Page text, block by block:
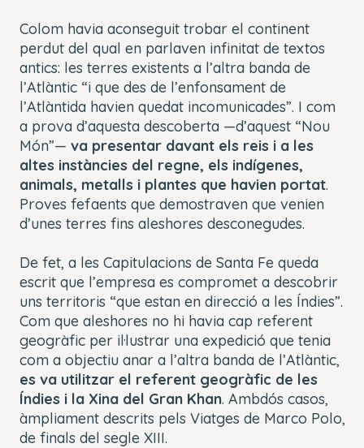
Colom havia aconseguit trobar el continent
perdut del qual en parlaven infinitat de textos
antics: les terres existents a l’altra banda de
l’Atlàntic “i que des de l’enfonsament de
l’Atlàntida havien quedat incomunicades”. I com
a prova d’aquesta descoberta —d’aquest “Nou
Món”— va presentar davant els reis i a les
altes instàncies del regne, els indígenes,
animals, metalls i plantes que havien portat.
Proves fefaents que demostraven que venien
d’unes terres fins aleshores desconegudes.
De fet, a les Capitulacions de Santa Fe queda
escrit que l’empresa es compromet a descobrir
uns territoris “que estan en direcció a les Índies”.
Com que aleshores no hi havia cap referent
geogràfic per il·lustrar una expedició que tenia
com a objectiu anar a l’altra banda de l’Atlàntic,
es va utilitzar el referent geogràfic de les
Índies i la Xina del Gran Khan. Ambdós casos,
àmpliament descrits pels Viatges de Marco Polo,
de finals del segle XIII.